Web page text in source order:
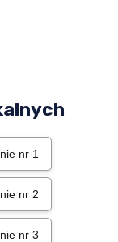
nr 1
nr 2
nr 3